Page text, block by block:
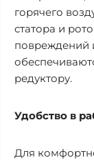
горячего
статора и
повреждений
редуктору.
Удобство в
Для